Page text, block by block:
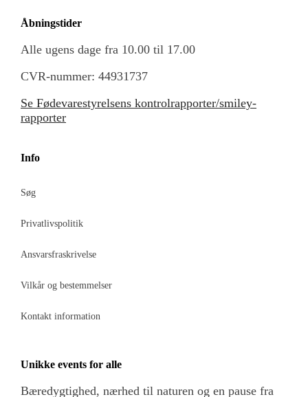
Åbningstider
Alle ugens dage fra 10.00 til 17.00
CVR-nummer: 44931737
Se Fødevarestyrelsens kontrolrapporter/smiley-
rapporter
Info
Søg
Privatlivspolitik
Ansvarsfraskrivelse
Vilkår og bestemmelser
Kontakt information
Unikke events for alle
Bæredygtighed, nærhed til naturen og en pause fra